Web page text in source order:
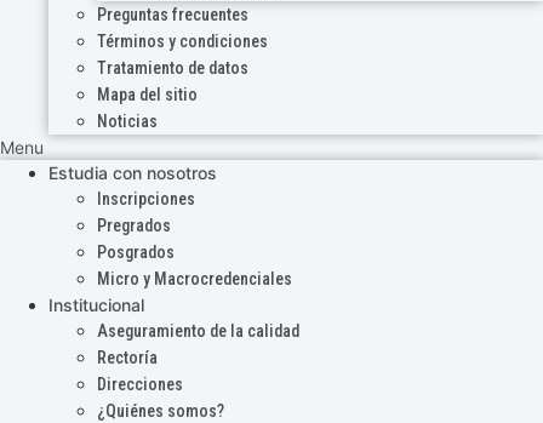
Preguntas frecuentes
Términos y condiciones
Tratamiento de datos
Mapa del sitio
Noticias
Menu
Estudia con nosotros
Inscripciones
Pregrados
Posgrados
Micro y Macrocredenciales
Institucional
Aseguramiento de la calidad
Rectoría
Direcciones
¿Quiénes somos?